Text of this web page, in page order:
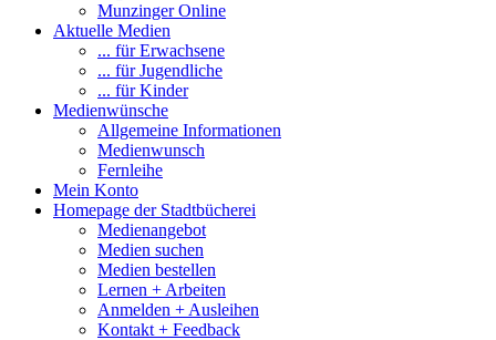
Munzinger Online
Aktuelle Medien
... für Erwachsene
... für Jugendliche
... für Kinder
Medienwünsche
Allgemeine Informationen
Medienwunsch
Fernleihe
Mein Konto
Homepage der Stadtbücherei
Medienangebot
Medien suchen
Medien bestellen
Lernen + Arbeiten
Anmelden + Ausleihen
Kontakt + Feedback